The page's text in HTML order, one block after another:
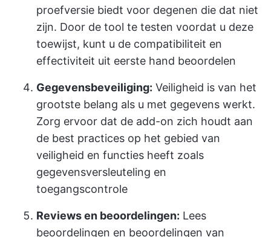
proefversie biedt voor degenen die dat niet
zijn. Door de tool te testen voordat u deze
toewijst, kunt u de compatibiliteit en
effectiviteit uit eerste hand beoordelen
Gegevensbeveiliging: Veiligheid is van het
grootste belang als u met gegevens werkt.
Zorg ervoor dat de add-on zich houdt aan
de best practices op het gebied van
veiligheid en functies heeft zoals
gegevensversleuteling en
toegangscontrole
Reviews en beoordelingen: Lees
beoordelingen en beoordelingen van